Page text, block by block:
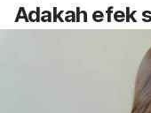
Adakah efek